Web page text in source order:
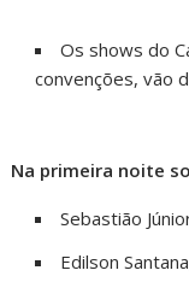
Os shows do
convenções, vão
Na primeira noite
Sebastião
Edilson